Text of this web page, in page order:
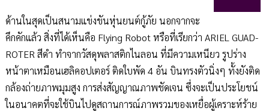
ด้านในสุดเป็นสนามแข่งขันหุ่นยนต์กู้ภัย นอกจากจะ
คึกคักแล้ว สิ่งที่ได้เห็นคือ Flying Robot หรือที่เรียกว่า ARIEL GUAD-
ROTER สีดำ ทำจากวัสดุพลาสติกไนลอน ที่มีความเหนียว รูปร่าง
หน้าตาเหมือนเฮลิคอปเตอร์ ติดใบพัด 4 อัน บินทรงตัวนิ่งๆ ทั้งยังติด
กล้องถ่ายภาพมุมสูง การส่งสัญญาณภาพชัดเจน ซึ่งจะเป็นประโยชน์
ในอนาคตที่จะใช้บินไปดูสถานการณ์ภาพรวมของเหยื่อผู้เคราะห์ร้าย